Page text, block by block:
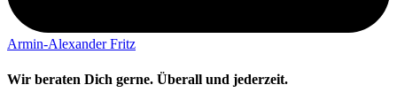
Armin-Alexander Fritz
Wir beraten Dich gerne. Überall und jederzeit.